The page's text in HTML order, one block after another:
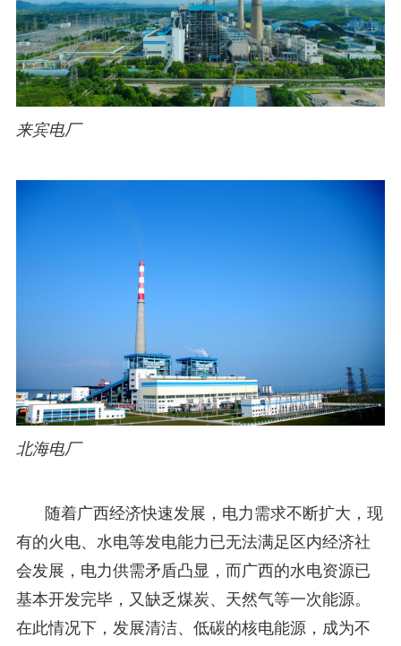
来宾电厂
北海电厂
随着广西经济快速发展，电力需求不断扩大，现
有的火电、水电等发电能力已无法满足区内经济社
会发展，电力供需矛盾凸显，而广西的水电资源已
基本开发完毕，又缺乏煤炭、天然气等一次能源。
在此情况下，发展清洁、低碳的核电能源，成为不